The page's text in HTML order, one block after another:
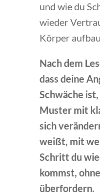
und wie du
wieder
Körper
Nach dem
dass deine
Schwäche
Muster mit
sich
weißt, mit
Schritt du
kommst,
überfordern.